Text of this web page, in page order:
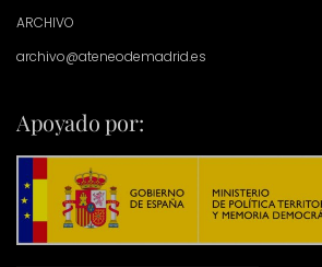
ARCHIVO
archivo@ateneodemadrid.es
Apoyado por: